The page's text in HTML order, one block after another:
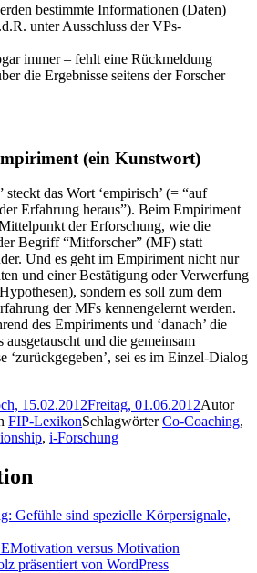
bestimmte Informationen (Daten)
unter Ausschluss der VPs-
immer – fehlt eine Rückmeldung
die Ergebnisse seitens der Forscher
(ein Kunstwort)
das Wort ‘empirisch’ (= “auf
Erfahrung heraus”). Beim Empiriment
der Erforschung, wie die
Begriff “Mitforscher” (MF) statt
Und es geht im Empiriment nicht nur
und einer Bestätigung oder Verwerfung
sondern es soll zum dem
der MFs kennengelernt werden.
des Empiriments und ‘danach’ die
ausgetauscht und die gemeinsam
‘zurückgegeben’, sei es im Einzel-Dialog
15.02.2012Freitag, 01.06.2012Autor
FIP-LexikonSchlagwörterCo-Coaching,
, i-Forschung
Gefühle sind spezielle Körpersignale,
EMotivation versus Motivation
präsentiert von WordPress